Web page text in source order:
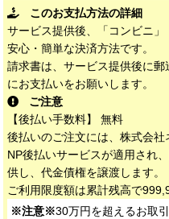
このお支払方法の詳細
サービス提供後、「コンビニ
安心・簡単な決済方法です。
請求書は、サービス提供後に
にお支払いをお願いします。
ご注意
【後払い手数料】 無料
後払いのご注文には、株式会
NP後払いサービスが適用され
供し、代金債権を譲渡します。
ご利用限度額は累計残高で
※注意※30万円を超えるお取